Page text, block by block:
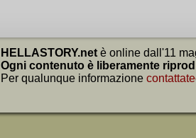
HELLASTORY.net è online dall'11
Ogni contenuto è liberamente
Per qualunque informazione